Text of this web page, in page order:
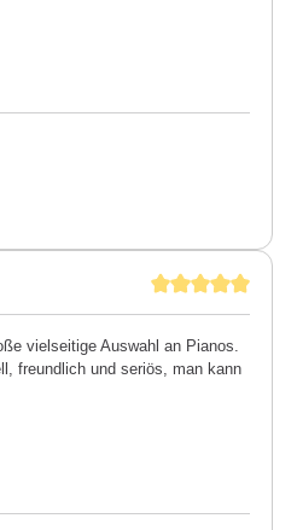
vielseitige Auswahl an Pianos.
freundlich und seriös, man kann